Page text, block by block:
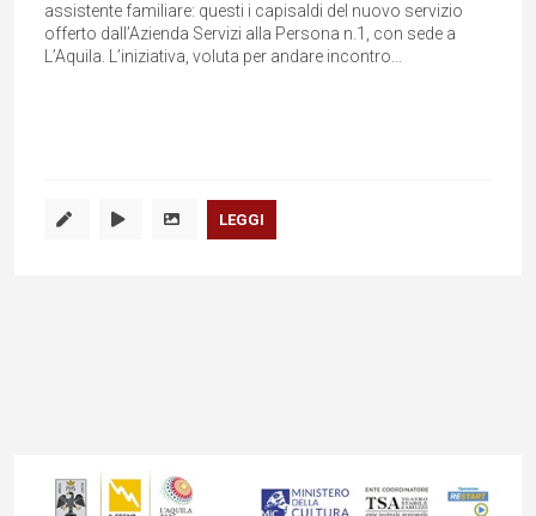
assistente familiare: questi i capisaldi del nuovo servizio
offerto dall’Azienda Servizi alla Persona n.1, con sede a
L’Aquila. L’iniziativa, voluta per andare incontro...
LEGGI